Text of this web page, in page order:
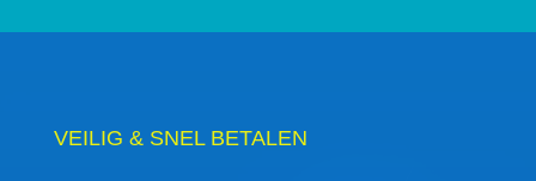
VEILIG & SNEL BETALEN